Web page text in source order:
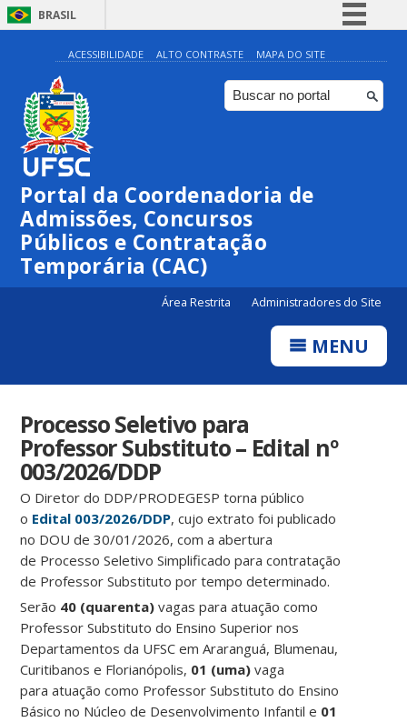
BRASIL
Simplifique!
Comunica BR
Participe
Canais
ACESSIBILIDADE ALTO CONTRASTE MAPA DO SITE
Portal da Coordenadoria de
Admissões, Concursos
Públicos e Contratação
Temporária (CAC)
Área Restrita Administradores do Site
MENU
Processo Seletivo para
Professor Substituto – Edital nº
003/2026/DDP
O Diretor do DDP/PRODEGESP torna público
o Edital 003/2026/DDP, cujo extrato foi publicado
no DOU de 30/01/2026, com a abertura
de Processo Seletivo Simplificado para contratação
de Professor Substituto por tempo determinado.
Serão 40 (quarenta) vagas para atuação como
Professor Substituto do Ensino Superior nos
Departamentos da UFSC em Araranguá, Blumenau,
Curitibanos e Florianópolis, 01 (uma) vaga
para atuação como Professor Substituto do Ensino
Básico no Núcleo de Desenvolvimento Infantil e 01